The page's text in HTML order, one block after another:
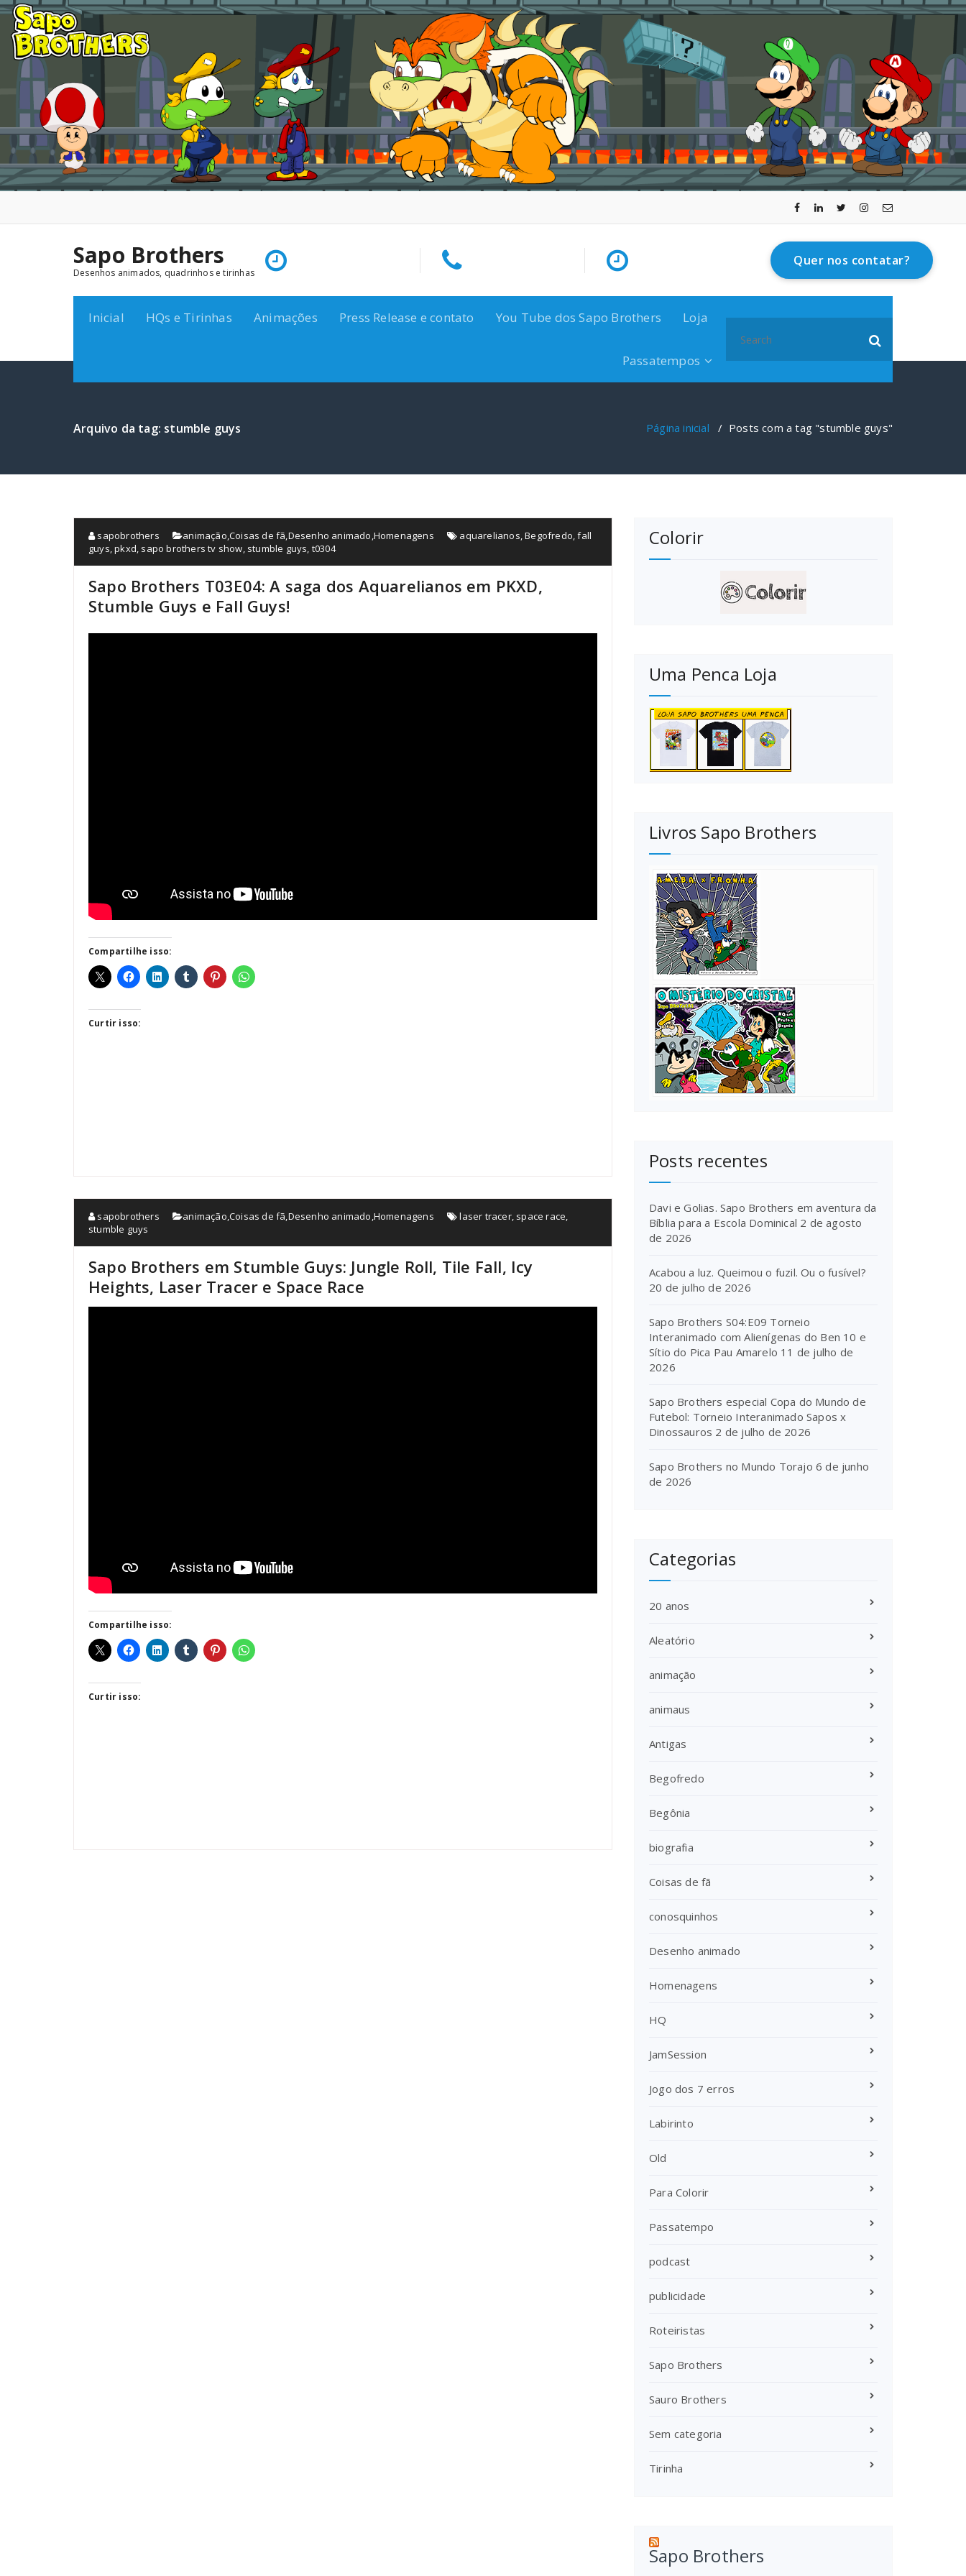
Pular
para
conteúdo
Sapo Brothers
Desenhos animados, quadrinhos e tirinhas
Quer nos contatar?
Inicial HQs e Tirinhas Animações Press Release e contato You Tube dos Sapo Brothers Loja
Passatempos
for:
Arquivo da tag: stumble guys Página inicial / Posts com a tag "stumble guys"
sapobrothers animação,Coisas de fã,Desenho animado,Homenagens aquarelianos,Begofredo,fall
guys,pkxd, sapo brothers tv show, stumble guys, t0304
Sapo Brothers T03E04: A saga dos Aquarelianos em PKXD,
Stumble Guys e Fall Guys!
Compartilhe isso:
Curtir isso:
sapobrothers animação,Coisas de fã,Desenho animado,Homenagens laser tracer, space race,
stumble guys
Sapo Brothers em Stumble Guys: Jungle Roll, Tile Fall, Icy
Heights, Laser Tracer e Space Race
Compartilhe isso:
Curtir isso:
Colorir
Uma Penca Loja
Livros Sapo Brothers
Posts recentes
Davi e Golias. Sapo Brothers em aventura da
Bíblia para a Escola Dominical 2 de agosto
de 2026
Acabou a luz. Queimou o fuzil. Ou o fusível?
20 de julho de 2026
Sapo Brothers S04:E09 Torneio
Interanimado com Alienígenas do Ben 10 e
Sítio do Pica Pau Amarelo 11 de julho de
2026
Sapo Brothers especial Copa do Mundo de
Futebol: Torneio Interanimado Sapos x
Dinossauros 2 de julho de 2026
Sapo Brothers no Mundo Torajo 6 de junho
de 2026
Categorias
20 anos
Aleatório
animação
animaus
Antigas
Begofredo
Begônia
biografia
Coisas de fã
conosquinhos
Desenho animado
Homenagens
HQ
JamSession
Jogo dos 7 erros
Labirinto
Old
Para Colorir
Passatempo
podcast
publicidade
Roteiristas
Sapo Brothers
Sauro Brothers
Sem categoria
Tirinha
Sapo Brothers